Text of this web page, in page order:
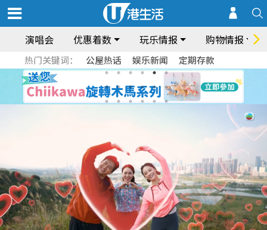
演唱会 优惠着数 玩乐情报 购物情报
热门关键词： 公屋热话 娱乐新闻 定期存款